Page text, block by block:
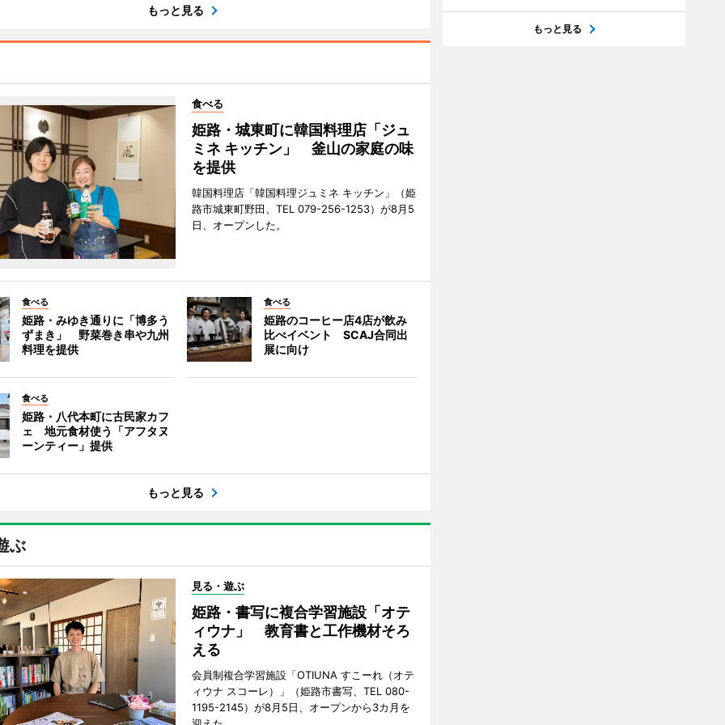
もっと見る
食べる
姫路・城東町に韓国料理店「ジュ
ミネ キッチン」 釜山の家庭の味
を提供
韓国料理店「韓国料理ジュミネ キッチン」（姫
路市城東町野田、TEL 079-256-1253）が8月5
日、オープンした。
食べる
姫路・みゆき通りに「博多う
ずまき」 野菜巻き串や九州
料理を提供
食べる
姫路のコーヒー店4店が飲み
比べイベント SCAJ合同出
展に向け
食べる
姫路・八代本町に古民家カフ
ェ 地元食材使う「アフタヌ
ーンティー」提供
もっと見る
ぶ
見る・遊ぶ
姫路・書写に複合学習施設「オテ
ィウナ」 教育書と工作機材そろ
える
会員制複合学習施設「OTIUNA すこーれ（オテ
ィウナ スコーレ）」（姫路市書写、TEL 080-
1195-2145）が8月5日、オープンから3カ月を
もっと見る